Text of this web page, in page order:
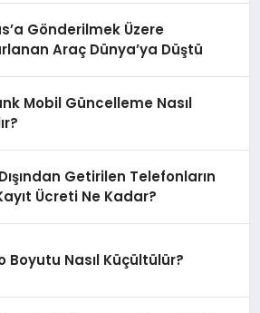
Gönderilmek Üzere
Araç Dünya’ya Düştü
Mobil Güncelleme Nasıl
Getirilen Telefonların
Ücreti Ne Kadar?
Boyutu Nasıl Küçültülür?